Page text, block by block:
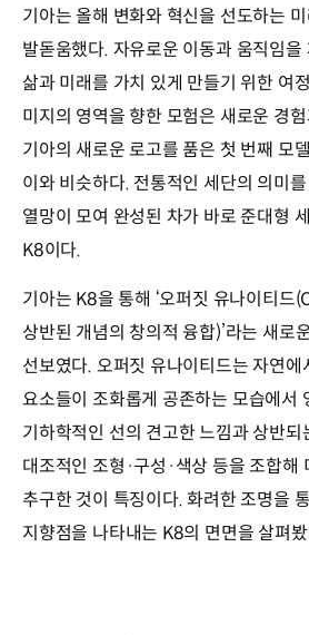
기아는 올해 변화와 혁신을 선도하는
발돋움했다. 자유로운 이동과 움직임을
삶과 미래를 가치 있게 만들기 위한 여
미지의 영역을 향한 모험은 새로운 경
기아의 새로운 로고를 품은 첫 번째 모
이와 비슷하다. 전통적인 세단의 의미
열망이 모여 완성된 차가 바로 준대형
K8이다.
기아는 K8을 통해 ‘오퍼짓 유나이티
상반된 개념의 창의적 융합)’라는 새로
선보였다. 오퍼짓 유나이티드는 자연에
요소들이 조화롭게 공존하는 모습에서
기하학적인 선의 견고한 느낌과 상반되
대조적인 조형·구성·색상 등을 조합해
추구한 것이 특징이다. 화려한 조명을
지향점을 나타내는 K8의 면면을 살펴